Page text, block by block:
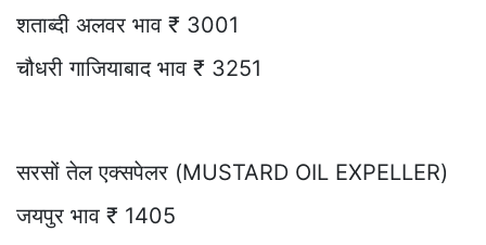
शताब्दी अलवर भाव ₹ 3001
चौधरी गाजियाबाद भाव ₹ 3251
सरसों तेल एक्सपेलर (MUSTARD OIL EXPELLER)
जयपुर भाव ₹ 1405